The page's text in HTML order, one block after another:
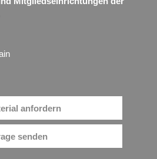
anfordern
senden